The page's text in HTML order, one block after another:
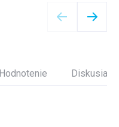
Hodnotenie Diskusia